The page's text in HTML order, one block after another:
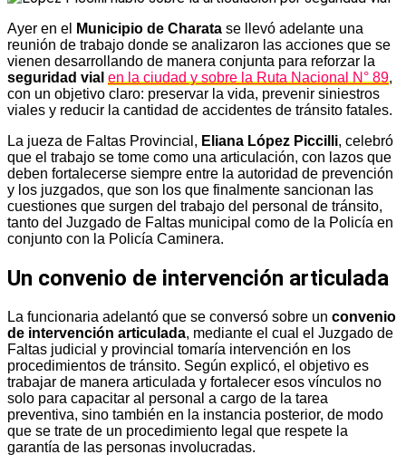
Ayer en el Municipio de Charata se llevó adelante una
reunión de trabajo donde se analizaron las acciones que se
vienen desarrollando de manera conjunta para reforzar la
seguridad vial en la ciudad y sobre la Ruta Nacional N° 89,
con un objetivo claro: preservar la vida, prevenir siniestros
viales y reducir la cantidad de accidentes de tránsito fatales.
La jueza de Faltas Provincial, Eliana López Piccilli, celebró
que el trabajo se tome como una articulación, con lazos que
deben fortalecerse siempre entre la autoridad de prevención
y los juzgados, que son los que finalmente sancionan las
cuestiones que surgen del trabajo del personal de tránsito,
tanto del Juzgado de Faltas municipal como de la Policía en
conjunto con la Policía Caminera.
Un convenio de intervención articulada
La funcionaria adelantó que se conversó sobre un convenio
de intervención articulada, mediante el cual el Juzgado de
Faltas judicial y provincial tomaría intervención en los
procedimientos de tránsito. Según explicó, el objetivo es
trabajar de manera articulada y fortalecer esos vínculos no
solo para capacitar al personal a cargo de la tarea
preventiva, sino también en la instancia posterior, de modo
que se trate de un procedimiento legal que respete la
garantía de las personas involucradas.